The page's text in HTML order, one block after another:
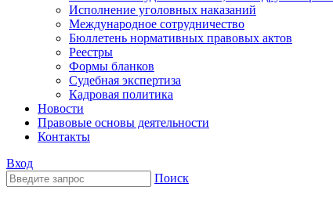
Исполнение уголовных наказаний
Международное сотрудничество
Бюллетень нормативных правовых актов
Реестры
Формы бланков
Судебная экспертиза
Кадровая политика
Новости
Правовые основы деятельности
Контакты
Вход
Поиск